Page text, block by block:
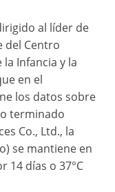
al líder de
del Centro
Infancia y la
en el
los datos sobre
terminado
Co., Ltd., la
se mantiene en
14 días o 37°C